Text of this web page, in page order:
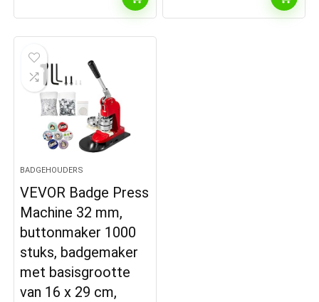
BADGEHOUDERS
VEVOR Badge Press
Machine 32 mm,
buttonmaker 1000
stuks, badgemaker
met basisgrootte
van 16 x 29 cm,